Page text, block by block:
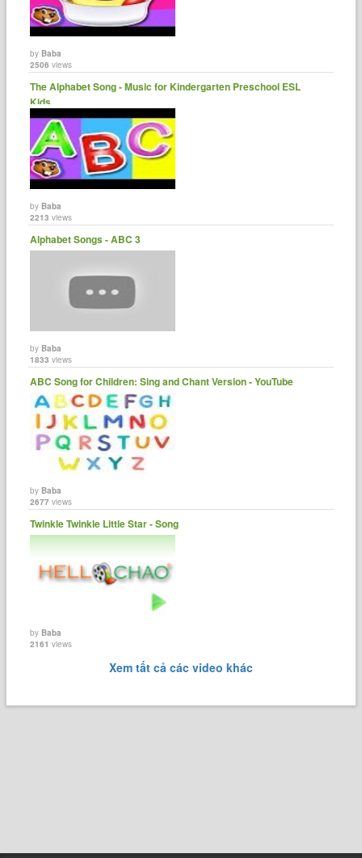
by Baba
2506 views
The Alphabet Song - Music for Kindergarten Preschool ESL
Kids
by Baba
2213 views
Alphabet Songs - ABC 3
by Baba
1833 views
ABC Song for Children: Sing and Chant Version - YouTube
by Baba
2677 views
Twinkle Twinkle Little Star - Song
by Baba
2161 views
Xem tất cả các video khác